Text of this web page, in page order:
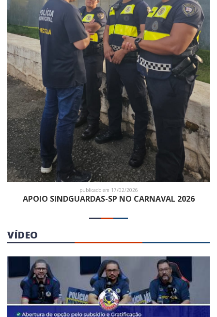
publicado em 17/02/2026
APOIO SINDGUARDAS-SP NO CARNAVAL 2026
VÍDEO